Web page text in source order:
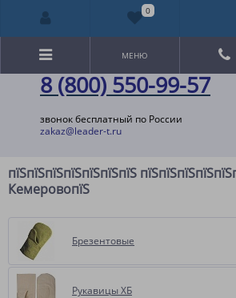
8 (800) 550-99-57
звонок бесплатный по России
zakaz@leader-t.ru
МЕНЮ
пїЅпїЅпїЅпїЅпїЅпїЅпїЅ
КемеровопїЅ
Брезентовые
Рукавицы ХБ
0